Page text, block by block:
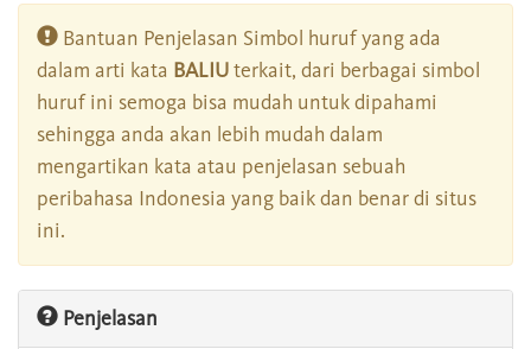
Bantuan Penjelasan Simbol huruf yang ada
dalam arti kata BALIUterkait, dari berbagai simbol
huruf ini semoga bisa mudah untuk dipahami
sehingga anda akan lebih mudah dalam
mengartikan kata atau penjelasan sebuah
peribahasa Indonesia yang baik dan benar di situs
ini.
Penjelasan